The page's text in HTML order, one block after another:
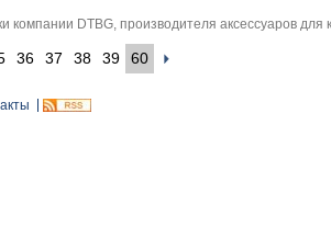
компании DTBG, производителя аксессуаров
36 37 38 39 60